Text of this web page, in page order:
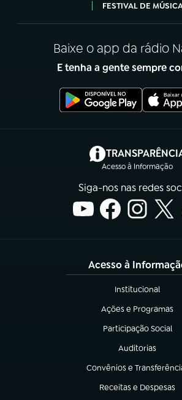
FESTIVAL DE
Baixe o app da rádio
E tenha a gente sempre
Acesso à Informação
(abre em
Siga-nos nas redes
Acesso à
Institucional
(abre em nova aba)
Ações e Programas
(abre em nova aba)
Participação Social
(abre em nova aba)
Auditorias
(abre em nova
Convênios e
(abre em nova aba)
Receitas e Despesas
(abre em nova aba)